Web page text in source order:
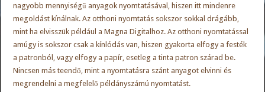
nagyobb mennyiségű anyagok nyomtatásával, hiszen itt mindenre
megoldást kínálnak. Az otthoni nyomtatás sokszor sokkal drágább,
mint ha elvisszük például a Magna Digitalhoz. Az otthoni nyomtatással
amúgy is sokszor csak a kínlódás van, hiszen gyakorta elfogy a festék
a patronból, vagy elfogy a papír, esetleg a tinta patron szárad be.
Nincsen más teendő, mint a nyomtatásra szánt anyagot elvinni és
megrendelni a megfelelő példányszámú nyomtatást.